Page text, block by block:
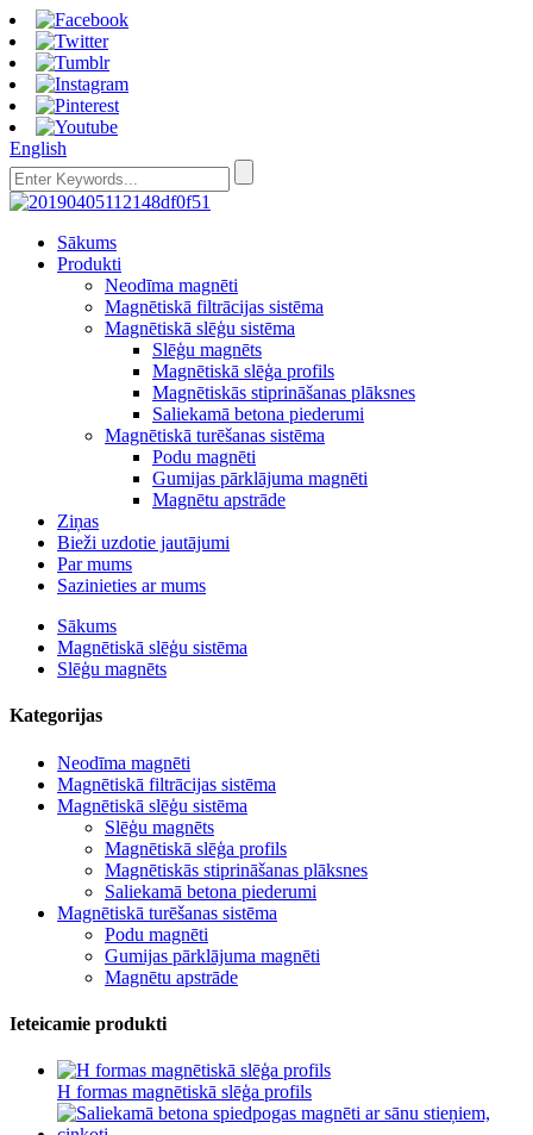
English
Sākums
Produkti
Neodīma magnēti
Magnētiskā filtrācijas sistēma
Magnētiskā slēģu sistēma
Slēģu magnēts
Magnētiskā slēģa profils
Magnētiskās stiprināšanas plāksnes
Saliekamā betona piederumi
Magnētiskā turēšanas sistēma
Podu magnēti
Gumijas pārklājuma magnēti
Magnētu apstrāde
Ziņas
Bieži uzdotie jautājumi
Par mums
Sazinieties ar mums
Sākums
Magnētiskā slēģu sistēma
Slēģu magnēts
Kategorijas
Neodīma magnēti
Magnētiskā filtrācijas sistēma
Magnētiskā slēģu sistēma
Slēģu magnēts
Magnētiskā slēģa profils
Magnētiskās stiprināšanas plāksnes
Saliekamā betona piederumi
Magnētiskā turēšanas sistēma
Podu magnēti
Gumijas pārklājuma magnēti
Magnētu apstrāde
Ieteicamie produkti
H formas magnētiskā slēģa profils